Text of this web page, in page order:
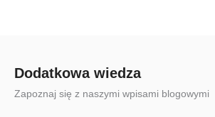
Dodatkowa wiedza
Zapoznaj się z naszymi wpisami blogowymi